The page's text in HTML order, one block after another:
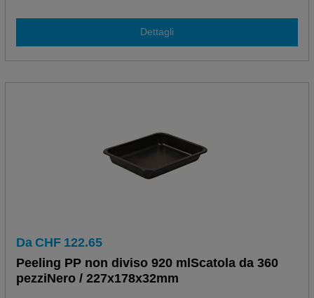
Dettagli
Da CHF 122.65
Peeling PP non diviso 920 mlScatola da 360
pezziNero / 227x178x32mm